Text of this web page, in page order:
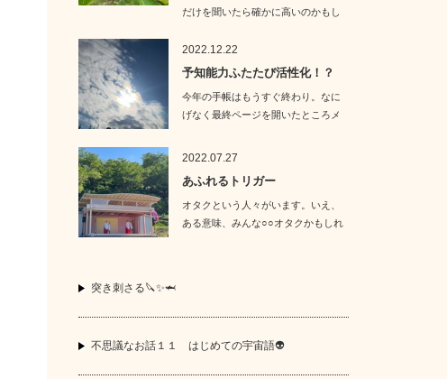
だけを聞いたら確かに高いのかもし
2022.12.22
予知能力ふたたび活性化！？
今年の手帳はもうすぐ終わり。なに
げなく最終ページを開いたところメ
2022.07.27
あふれるトリガー
オタクという人々がいます。いえ、
ある意味、みんな○○オタクかもしれ
突き刺さる🔪✨🦈
不思議なお話１１ はじめての宇宙語👽